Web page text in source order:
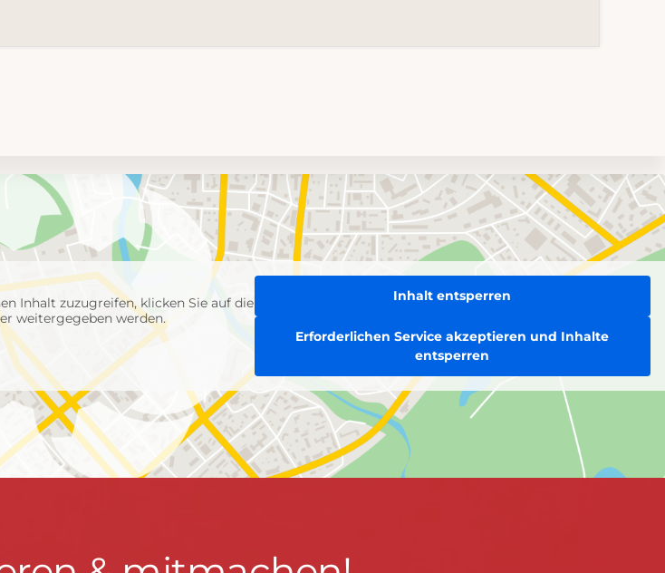
Inhalt zuzugreifen, klicken Sie auf die
weitergegeben werden.
Inhalt entsperren
Erforderlichen Service akzeptieren und Inhalte
entsperren